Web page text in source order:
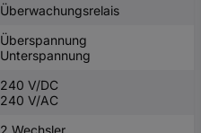
Überwachungsrelais
Überspannung
Unterspannung
240 V/DC
240 V/AC
2 Wechsler